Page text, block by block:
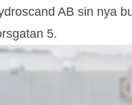
AB sin nya
5.